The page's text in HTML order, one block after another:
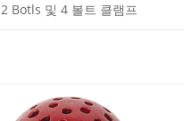
2 Botls 및 4 볼트 클램프